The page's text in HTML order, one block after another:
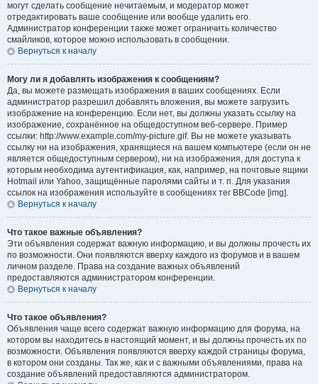
могут сделать сообщение нечитаемым, и модератор может
отредактировать ваше сообщение или вообще удалить его.
Администратор конференции также может ограничить количество
смайликов, которое можно использовать в сообщении.
Вернуться к началу
Могу ли я добавлять изображения к сообщениям?
Да, вы можете размещать изображения в ваших сообщениях. Если
администратор разрешил добавлять вложения, вы можете загрузить
изображение на конференцию. Если нет, вы должны указать ссылку на
изображение, сохранённое на общедоступном веб-сервере. Пример
ссылки: http://www.example.com/my-picture.gif. Вы не можете указывать
ссылку ни на изображения, хранящиеся на вашем компьютере (если он не
является общедоступным сервером), ни на изображения, для доступа к
которым необходима аутентификация, как, например, на почтовые ящики
Hotmail или Yahoo, защищённые паролями сайты и т. п. Для указания
ссылок на изображения используйте в сообщениях тег BBCode [img].
Вернуться к началу
Что такое важные объявления?
Эти объявления содержат важную информацию, и вы должны прочесть их
по возможности. Они появляются вверху каждого из форумов и в вашем
личном разделе. Права на создание важных объявлений
предоставляются администратором конференции.
Вернуться к началу
Что такое объявления?
Объявления чаще всего содержат важную информацию для форума, на
котором вы находитесь в настоящий момент, и вы должны прочесть их по
возможности. Объявления появляются вверху каждой страницы форума,
в котором они созданы. Так же, как и с важными объявлениями, права на
создание объявлений предоставляются администратором.